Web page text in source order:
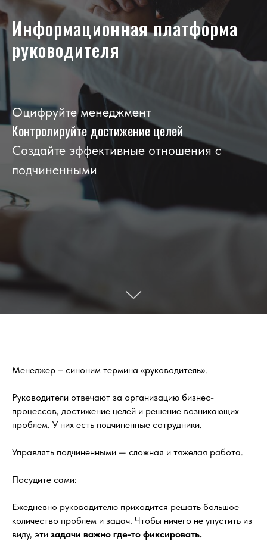
Информационная платформа
руководителя
Оцифруйте менеджмент
Контролируйте достижение целей
Создайте эффективные отношения с
подчиненными
Менеджер – синоним термина «руководитель».
Руководители отвечают за организацию бизнес-
процессов, достижение целей и решение возникающих
проблем. У них есть подчиненные сотрудники.
Управлять подчиненными — сложная и тяжелая работа.
Посудите сами:
Ежедневно руководителю приходится решать большое
количество проблем и задач. Чтобы ничего не упустить из
виду, эти задачи важно где-то фиксировать.